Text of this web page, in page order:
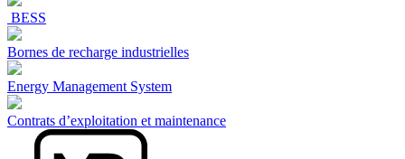
BESS
Bornes de recharge industrielles
Energy Management System
Contrats d’exploitation et maintenance